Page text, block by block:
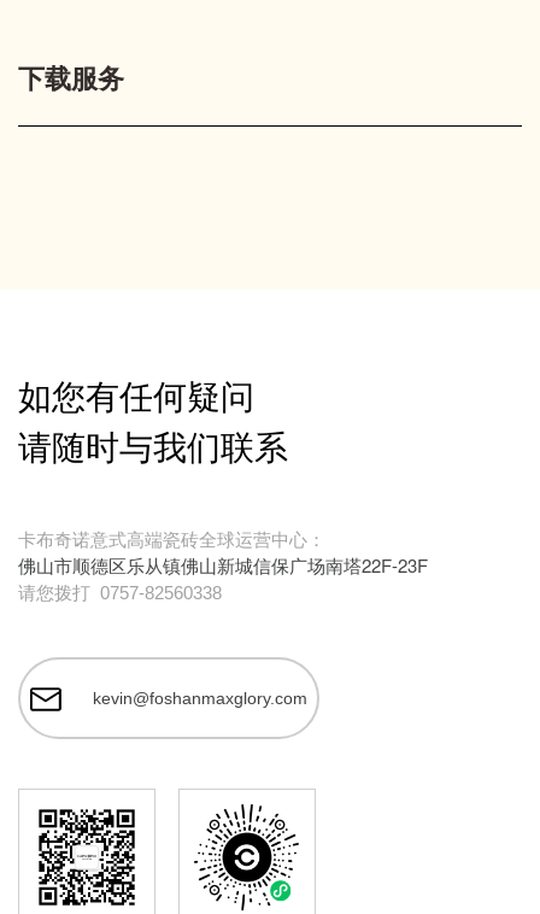
下载服务
如您有任何疑问
请随时与我们联系
卡布奇诺意式高端瓷砖全球运营中心：
佛山市顺德区乐从镇佛山新城信保广场南塔22F-23F
请您拨打 0757-82560338
kevin@foshanmaxglory.com